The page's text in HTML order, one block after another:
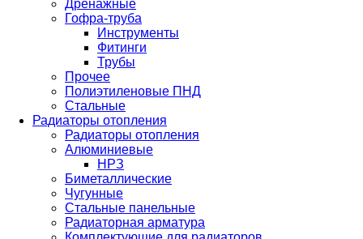
Дренажные
Гофра-труба
Инструменты
Фитинги
Трубы
Прочее
Полиэтиленовые ПНД
Стальные
Радиаторы отопления
Радиаторы отопления
Алюминиевые
НРЗ
Биметаллические
Чугунные
Стальные панельные
Радиаторная арматура